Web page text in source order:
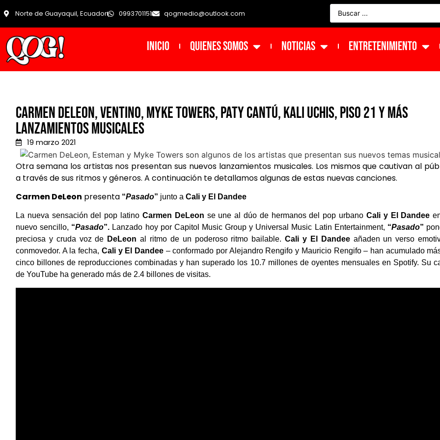
Norte de Guayaquil, Ecuador 0993701151 qogmedio@outlook.com
INICIO Quienes Somos NOTICIAS ENTRETENIMIENTO
Carmen DeLeon, Ventino, Myke Towers, Paty Cantú, Kali Uchis, Piso 21 y más
lanzamientos musicales
19 marzo 2021
Otra semana los artistas nos presentan sus nuevos lanzamientos musicales. Los mismos que cautivan al
a través de sus ritmos y géneros. A continuación te detallamos algunas de estas nuevas canciones.
Carmen DeLeon presenta “Pasado” junto a Cali y El Dandee
La nueva sensación del pop latino Carmen DeLeon se une al dúo de hermanos del pop urbano Cali y El Dandee
nuevo sencillo, “Pasado”. Lanzado hoy por Capitol Music Group y Universal Music Latin Entertainment, “Pasado”
preciosa y cruda voz de DeLeonal ritmo de un poderoso ritmo bailable. Cali y El Dandeeañaden un verso
conmovedor. A la fecha, Cali y El Dandee– conformado por Alejandro Rengifo y Mauricio Rengifo – han acumulado
cinco billones de reproducciones combinadas y han superado los 10.7 millones de oyentes mensuales en Spotify. Su
de YouTube ha generado más de 2.4 billones de visitas.